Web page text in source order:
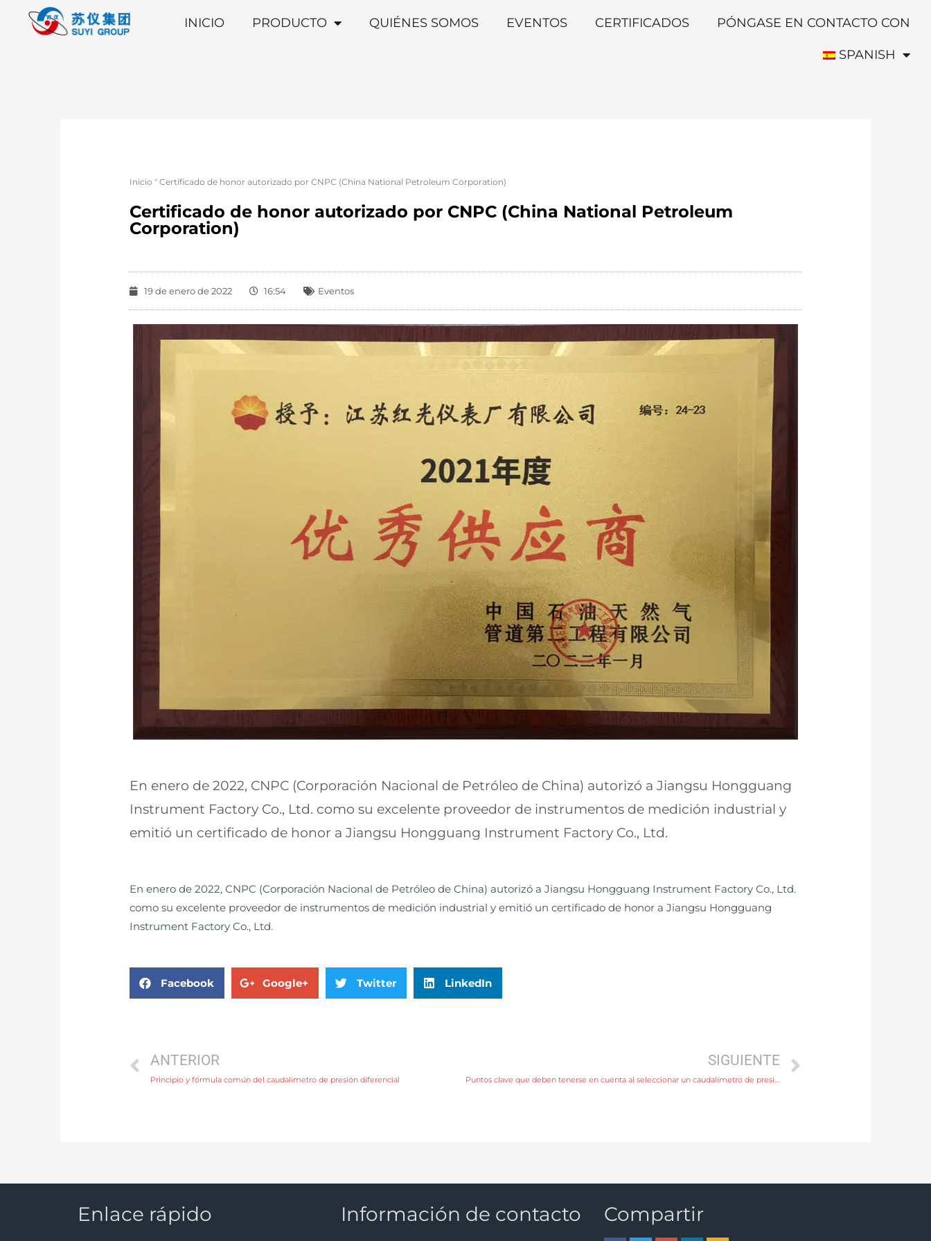
INICIO PRODUCTO QUIÉNES SOMOS EVENTOS CERTIFICADOS PÓNGASE EN CONTACTO CON
SPANISH
Inicio "Certificado de honor autorizado por CNPC (China National Petroleum Corporation)
Certificado de honor autorizado por CNPC (China National Petroleum
Corporation)
19 de enero de 2022 16:54 Eventos
En enero de 2022, CNPC (Corporación Nacional de Petróleo de China) autorizó a Jiangsu Hongguang
Instrument Factory Co., Ltd. como su excelente proveedor de instrumentos de medición industrial y
emitió un certificado de honor a Jiangsu Hongguang Instrument Factory Co., Ltd.
En enero de 2022, CNPC (Corporación Nacional de Petróleo de China) autorizó a Jiangsu Hongguang Instrument Factory Co., Ltd.
como su excelente proveedor de instrumentos de medición industrial y emitió un certificado de honor a Jiangsu Hongguang
Instrument Factory Co., Ltd.
Facebook Google+ Twitter LinkedIn
ANTERIOR
Principio y fórmula común del caudalímetro de presión diferencial
SIGUIENTE
Puntos clave que deben tenerse en cuenta al seleccionar un caudalímetro de presión diferencial
Enlace rápido Información de contacto Compartir